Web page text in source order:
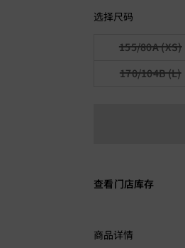
选择尺码
155/80A (XS)
170/104B (L)
查看门店库存
商品详情